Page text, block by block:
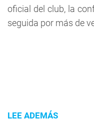
oficial del club, la
seguida por más de
LEE ADEMÁS